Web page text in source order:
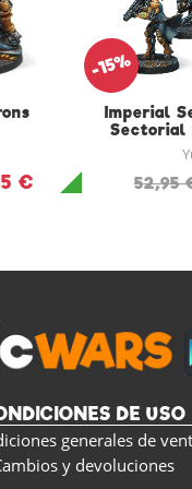
€
Imperial
Sectorial
52,95
-15%
DE USO
generales de
y devoluciones